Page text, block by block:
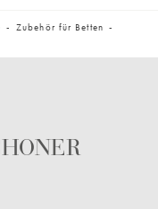
Zubehör für Betten